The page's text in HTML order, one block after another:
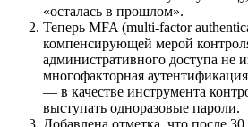
«осталась в прошлом».
Теперь MFA (multi-factor
компенсирующей мерой
административного доступа не
многофакторная аутентификация
— в качестве инструмента
выступать одноразовые пароли.